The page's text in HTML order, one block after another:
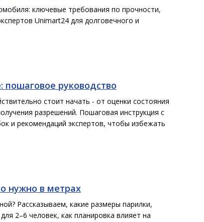
ключевые требования по прочности,
Unimart24 для долговечного и
руководство
стоит начать - от оценки состояния
разрешений. Пошаговая инструкция с
и рекомендаций экспертов, чтобы избежать
нужно в метрах
Рассказываем, какие размеры парилки,
2–6 человек, как планировка влияет на